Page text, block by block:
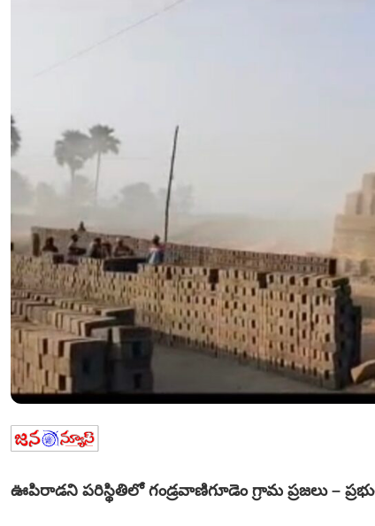
ఊపిరాడని పరిస్థితిలో గండ్రవాణిగూడెం గ్రామ ప్రజలు –